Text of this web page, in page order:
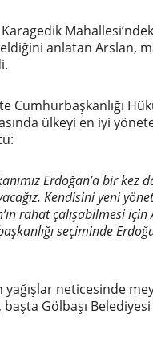
anlatan Arslan,
Cumhurbaşkanlığı
ülkeyi en iyi
Erdoğan’a bir kez
Kendisini yeni
rahat çalışabilmesi
seçiminde
yağışlar neticesinde
başta Gölbaşı